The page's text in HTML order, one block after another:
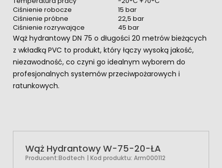
Ciśnienie robocze
15 bar
Ciśnienie próbne
22,5 bar
Ciśnienie rozrywające
45 bar
Wąż hydrantowy DN 75 o długości 20 metrów bieżących
z wkładką PVC to produkt, który łączy wysoką jakość,
niezawodność, co czyni go idealnym wyborem do
profesjonalnych systemów przeciwpożarowych i
ratunkowych.
Wąż Hydrantowy W-75-20-ŁA
Producent:Bodtech | Kod produktu: Arm000112